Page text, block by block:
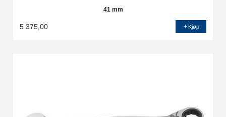
41 mm
5 375,00 Kjøp